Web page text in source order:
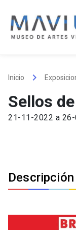
content
Inicio keyboard_arrow_right
Sellos
21-11-2022 a
Descripción